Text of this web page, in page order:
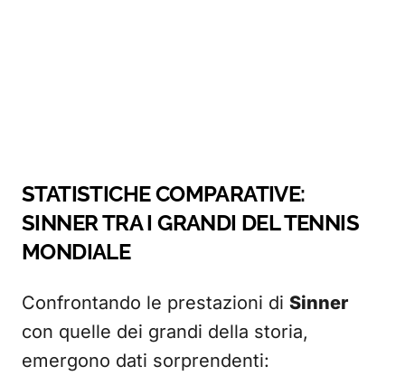
STATISTICHE COMPARATIVE:
SINNER TRA I GRANDI DEL TENNIS
MONDIALE
Confrontando le prestazioni di Sinner
con quelle dei grandi della storia,
emergono dati sorprendenti: